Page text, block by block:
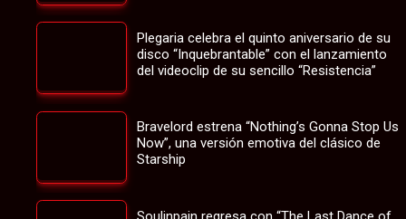
Plegaria celebra el quinto aniversario de su
disco “Inquebrantable” con el lanzamiento
del videoclip de su sencillo “Resistencia”
Bravelord estrena “Nothing’s Gonna Stop Us
Now”, una versión emotiva del clásico de
Starship